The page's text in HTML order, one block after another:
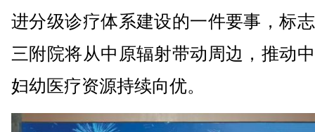
进分级诊疗体系建设的一件要事，标
三附院将从中原辐射带动周边，推动
妇幼医疗资源持续向优。